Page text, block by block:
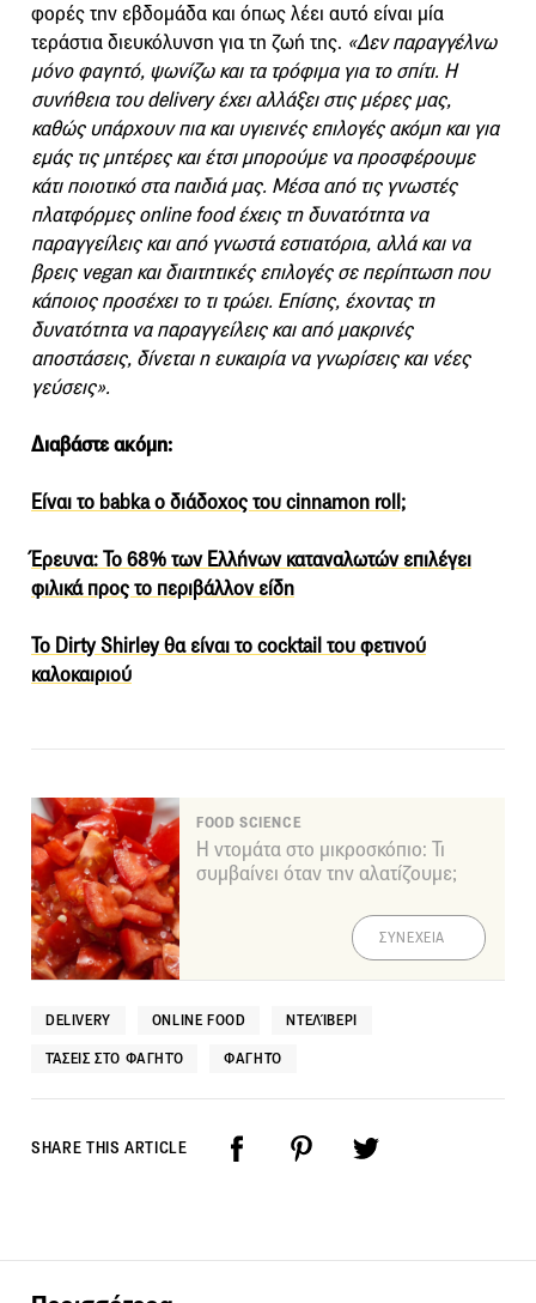
φορές την εβδομάδα και όπως λέει αυτό είναι μία
τεράστια διευκόλυνση για τη ζωή της. «Δεν παραγγέλνω
μόνο φαγητό, ψωνίζω και τα τρόφιμα για το σπίτι. Η
συνήθεια του delivery έχει αλλάξει στις μέρες μας,
καθώς υπάρχουν πια και υγιεινές επιλογές ακόμη και για
εμάς τις μητέρες και έτσι μπορούμε να προσφέρουμε
κάτι ποιοτικό στα παιδιά μας. Μέσα από τις γνωστές
πλατφόρμες online food έχεις τη δυνατότητα να
παραγγείλεις και από γνωστά εστιατόρια, αλλά και να
βρεις vegan και διαιτητικές επιλογές σε περίπτωση που
κάποιος προσέχει το τι τρώει. Επίσης, έχοντας τη
δυνατότητα να παραγγείλεις και από μακρινές
αποστάσεις, δίνεται η ευκαιρία να γνωρίσεις και νέες
γεύσεις».
Διαβάστε ακόμη:
Είναι το babka ο διάδοχος του cinnamon roll;
Έρευνα: To 68% των Ελλήνων καταναλωτών επιλέγει
φιλικά προς το περιβάλλον είδη
To Dirty Shirley θα είναι το cocktail του φετινού
καλοκαιριού
FOOD SCIENCE
Η ντομάτα στο μικροσκόπιο: Τι
συμβαίνει όταν την αλατίζουμε;
ΣΥΝΕΧΕΙΑ
DELIVERY ONLINE FOOD ΝΤΕΛΊΒΕΡΙ
ΤΆΣΕΙΣ ΣΤΟ ΦΑΓΗΤΌ ΦΑΓΗΤΌ
SHARE THIS ARTICLE